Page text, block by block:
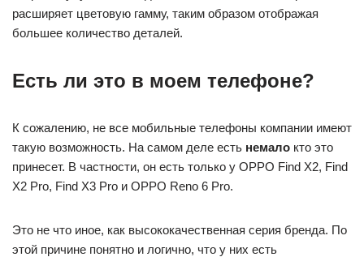
расширяет цветовую гамму, таким образом отображая
большее количество деталей.
Есть ли это в моем телефоне?
К сожалению, не все мобильные телефоны компании имеют
такую ​​возможность. На самом деле есть немало кто это
принесет. В частности, он есть только у OPPO Find X2, Find
X2 Pro, Find X3 Pro и OPPO Reno 6 Pro.
Это не что иное, как высококачественная серия бренда. По
этой причине понятно и логично, что у них есть